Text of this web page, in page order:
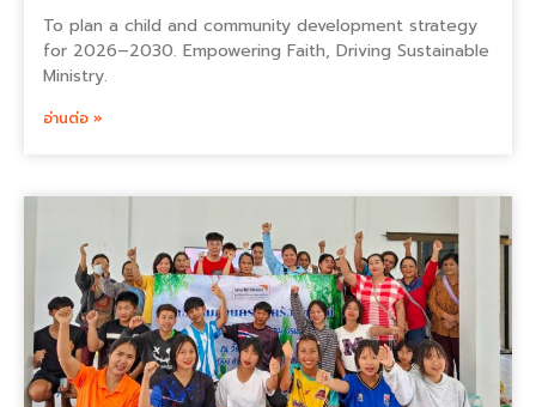
To plan a child and community development strategy
for 2026–2030. Empowering Faith, Driving Sustainable
Ministry.
อ่านต่อ »